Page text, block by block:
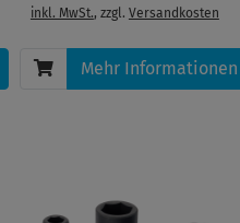
inkl. MwSt., zzgl. Versandkosten
Mehr Informationen